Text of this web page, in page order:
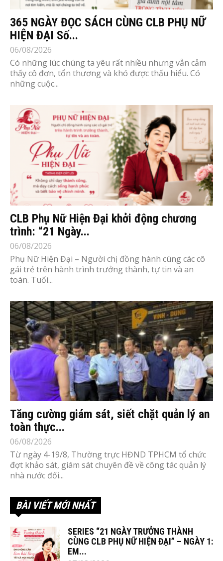
365 NGÀY ĐỌC SÁCH CÙNG CLB PHỤ NỮ
HIỆN ĐẠI Số...
06/08/2026
Có những lúc chúng ta yêu rất nhiều nhưng vẫn cảm
thấy cô đơn, tổn thương và khó được thấu hiểu. Có
những cuộc...
CLB Phụ Nữ Hiện Đại khởi động chương
trình: “21 Ngày...
06/08/2026
Phụ Nữ Hiện Đại – Người chị đồng hành cùng các cô
gái trẻ trên hành trình trưởng thành, tự tin và an
toàn. Tuổi...
Tăng cường giám sát, siết chặt quản lý an
toàn thực...
06/08/2026
Từ ngày 4-19/8, Thường trực HĐND TPHCM tổ chức
đợt khảo sát, giám sát chuyên đề về công tác quản lý
nhà nước đối...
BÀI VIẾT MỚI NHẤT
SERIES “21 NGÀY TRƯỞNG THÀNH
CÙNG CLB PHỤ NỮ HIỆN ĐẠI” – NGÀY 1:
EM...